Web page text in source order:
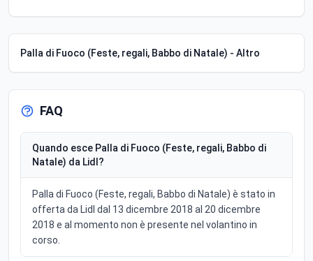
Palla di Fuoco (Feste, regali, Babbo di Natale) - Altro
FAQ
Quando esce Palla di Fuoco (Feste, regali, Babbo di
Natale) da Lidl?
Palla di Fuoco (Feste, regali, Babbo di Natale) è stato in
offerta da Lidl dal 13 dicembre 2018 al 20 dicembre
2018 e al momento non è presente nel volantino in
corso.